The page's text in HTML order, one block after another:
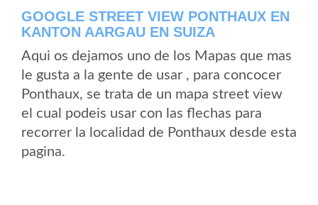
GOOGLE STREET VIEW PONTHAUX EN
KANTON AARGAU EN SUIZA
Aqui os dejamos uno de los Mapas que mas
le gusta a la gente de usar , para concocer
Ponthaux, se trata de un mapa street view
el cual podeis usar con las flechas para
recorrer la localidad de Ponthaux desde esta
pagina.